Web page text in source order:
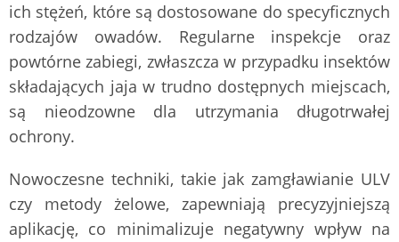
ich stężeń, które są dostosowane do specyficznych
rodzajów owadów. Regularne inspekcje oraz
powtórne zabiegi, zwłaszcza w przypadku insektów
składających jaja w trudno dostępnych miejscach,
są nieodzowne dla utrzymania długotrwałej
ochrony.
Nowoczesne techniki, takie jak zamgławianie ULV
czy metody żelowe, zapewniają precyzyjniejszą
aplikację, co minimalizuje negatywny wpływ na